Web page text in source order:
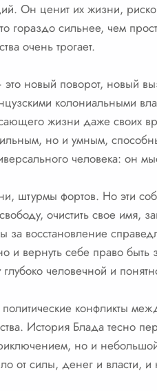
Он ценит их жизни,
сильнее, чем
очень трогает.
это новый поворот, новый
колониальными
жизни даже своих
но и умным,
человека: он
штурмы фортов. Но эти
очистить свое имя,
за восстановление
и вернуть себе право
человечной и
конфликты
История Блада тесно
но и
от силы, денег и власти, и